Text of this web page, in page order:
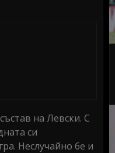
на Левски. С
си
Неслучайно бе и